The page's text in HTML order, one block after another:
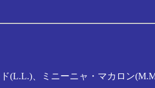
、ミニーニャ・マカロン